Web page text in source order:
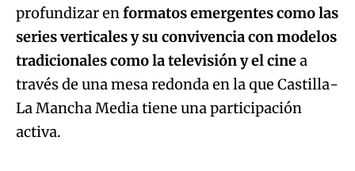
profundizar enformatos emergentes como las
series verticales y su convivencia con modelos
tradicionales como la televisión y el cinea
través de una mesa redonda en la que Castilla-
La Mancha Media tiene una participación
activa.